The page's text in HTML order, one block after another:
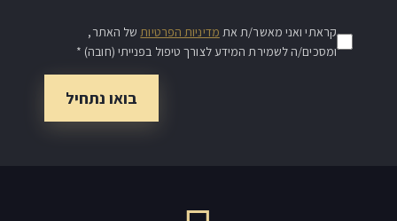
קראתי ואני מאשר/ת אתמדיניות הפרטיותשל האתר,
ומסכים/ה לשמירת המידע לצורך טיפול בפנייתי (חובה) *